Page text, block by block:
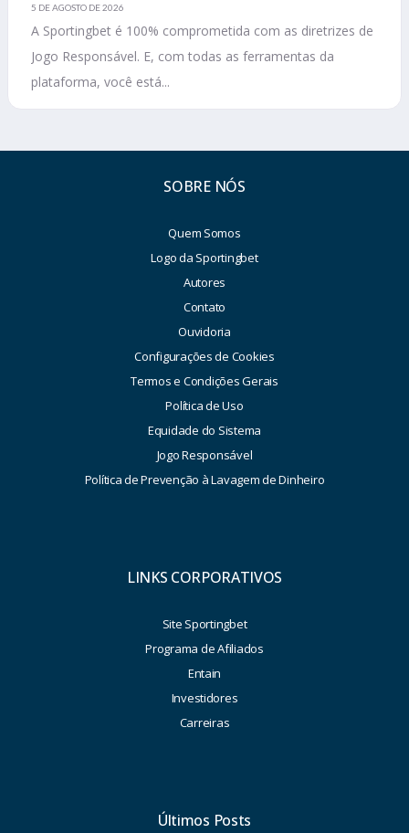
5 DE AGOSTO DE 2026
A Sportingbet é 100% comprometida com as diretrizes de
Jogo Responsável. E, com todas as ferramentas da
plataforma, você está...
SOBRE NÓS
Quem Somos
Logo da Sportingbet
Autores
Contato
Ouvidoria
Configurações de Cookies
Termos e Condições Gerais
Política de Uso
Equidade do Sistema
Jogo Responsável
Política de Prevenção à Lavagem de Dinheiro
LINKS CORPORATIVOS
Site Sportingbet
Programa de Afiliados
Entain
Investidores
Carreiras
Últimos Posts